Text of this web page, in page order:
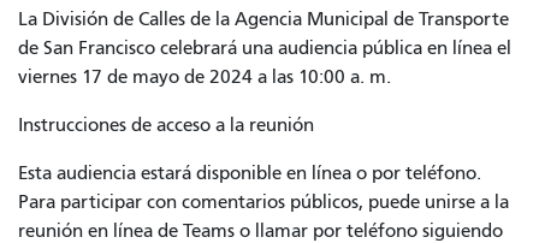
La División de Calles de la Agencia Municipal de Transporte
de San Francisco celebrará una audiencia pública en línea el
viernes 17 de mayo de 2024 a las 10:00 a. m.
Instrucciones de acceso a la reunión
Esta audiencia estará disponible en línea o por teléfono.
Para participar con comentarios públicos, puede unirse a la
reunión en línea de Teams o llamar por teléfono siguiendo